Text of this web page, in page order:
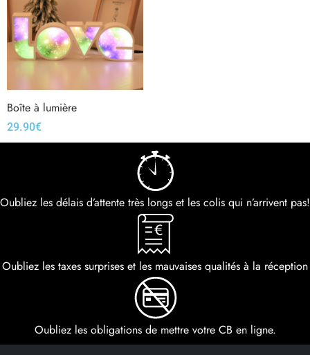
Boîte à lumière
29.90€
Oubliez les délais d’attente très longs et les colis qui n’arrivent pas!
Oubliez les taxes surprises et les mauvaises qualités à la réception
Oubliez les obligations de mettre votre CB en ligne.